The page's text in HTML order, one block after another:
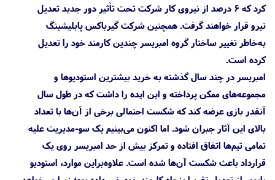
کرد که ۶ درصد از نیروی کار شرکت تحت تأثیر دور جدید تعدیل
نیرو قرار خواهند گرفت. همچنین شرکت گیرباکس پابلیشینگ
به‌خاطر تغییر ساختار گروه امبریسر چندین کارمند خود را تعدیل
کرده است.
امبریسر در چند سال گذشته به خرید بیشترین استودیوها و
مجموعه‌های ممکن پرداخته و این ایده را داشت که در طول سال
آنقدر بازی عرضه کند که شکست احتمالی برخی از آن‌ها با تعداد
بالای این آثار جبران شود. اما اکنون می‌بینیم یک سو-مدیریت علیه
تمامی تیم‌ها اتفاق افتاده و تمرکز بیش از حد امبریسر روی یک
قرارداد باعث شکست آن‌ها شده است. علاوه‌بر‌این موارد، استودیو